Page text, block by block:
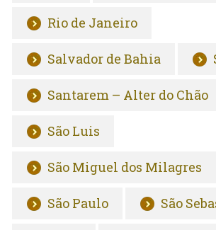
Rio de Janeiro
Salvador de Bahia
Santarem – Alter do Chão
São Luis
São Miguel dos Milagres
São Paulo São